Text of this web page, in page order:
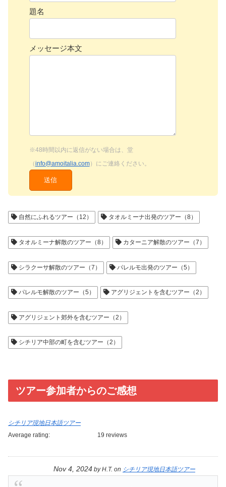
題名
メッセージ本文
※48時間以内に返信がない場合は、堂
（info@amoitalia.com）にご連絡ください。
自然にふれるツアー（12） タオルミーナ出発のツアー（8）
タオルミーナ解散のツアー（8） カターニア解散のツアー（7）
シラクーサ解散のツアー（7） パレルモ出発のツアー（5）
パレルモ解散のツアー（5） アグリジェントを含むツアー（2）
アグリジェント郊外を含むツアー（2）
シチリア中部の町を含むツアー（2）
ツアー参加者からのご感想
シチリア現地日本語ツアー
Average rating:
19 reviews
Nov 4, 2024 byH.T. on シチリア現地日本語ツアー